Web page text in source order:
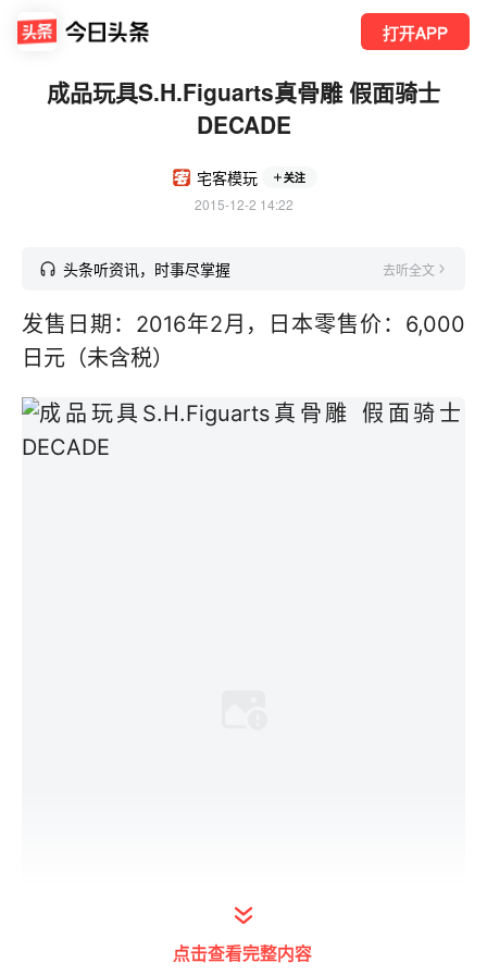
打开APP
成品玩具S.H.Figuarts真骨雕 假面骑士
DECADE
宅客模玩 关注
2015-12-2 14:22
头条听资讯，时事尽掌握 去听全文
发售日期：2016年2月，
日本零售价：6,000
日元（未含税）
点击查看完整内容